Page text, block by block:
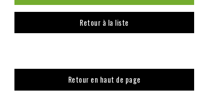
Retour à la liste
Retour en haut de page